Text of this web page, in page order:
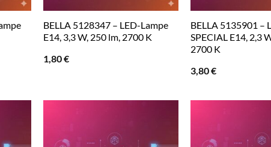
BELLA 5128347 – LED-Lampe
E14, 3,3 W, 250 lm, 2700 K
1,80€
BELLA 5135901 –
SPECIAL E14, 2,3
2700 K
3,80€